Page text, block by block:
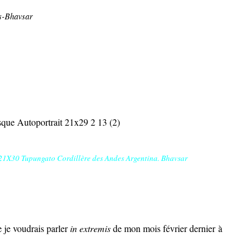
Bhavsar
Tupungato Cordillère des Andes Argentina. Bhavsar
je voudrais parlerin extremisde mon mois février dernier à